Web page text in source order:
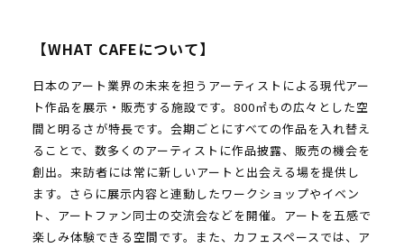
【WHAT CAFEについて】
日本のアート業界の未来を担うアーティストによる現代アー
ト作品を展示・販売する施設です。800㎡もの広々とした空
間と明るさが特長です。会期ごとにすべての作品を入れ替え
ることで、数多くのアーティストに作品披露、販売の機会を
創出。来訪者には常に新しいアートと出会える場を提供し
ます。さらに展示内容と連動したワークショップやイベン
ト、アートファン同士の交流会などを開催。アートを五感で
楽しみ体験できる空間です。また、カフェスペースでは、ア